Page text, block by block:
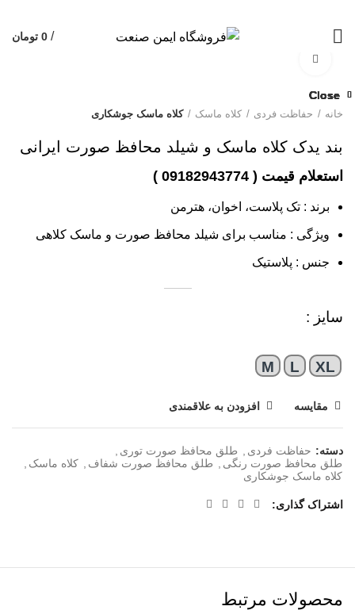
/
0 تومان
خانه حفاظت فردی کلاه ماسک کلاه ماسک جوشکاری
بند یدک کلاه ماسک و شیلد محافظ صورت ایرانی
برند : تک پلاست، اخوان، هترمن
ویژگی : مناسب برای شیلد محافظ صورت و ماسک کلاهی
جنس : پلاستیک
سایز :
M L XL
مقایسه افزودن به علاقمندی
دسته: حفاظت فردی طلق محافظ صورت توری
طلق محافظ صورت رنگی
طلق محافظ صورت شفاف کلاه ماسک
کلاه ماسک جوشکاری
اشتراک گذاری
محصولات مرتبط
Close
Close
Close
Close
Close
Close
Close
Close